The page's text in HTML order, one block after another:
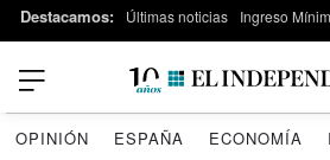
Destacamos: Últimas noticias Ingreso
OPINIÓN ESPAÑA ECONOMÍA